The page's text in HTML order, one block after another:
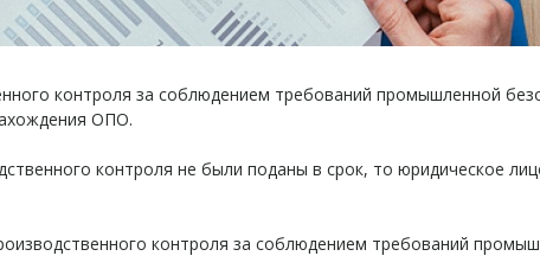
контроля за соблюдением требований промышленной
ОПО.
контроля не были поданы в срок, то юридическое
контроля за соблюдением требований